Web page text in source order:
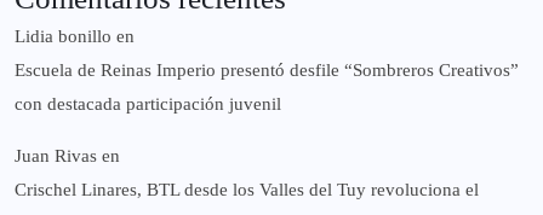
Lidia bonillo en
Escuela de Reinas Imperio presentó desfile “Sombreros Creativos”
con destacada participación juvenil
Juan Rivas en
Crischel Linares, BTL desde los Valles del Tuy revoluciona el